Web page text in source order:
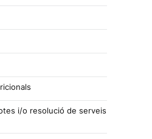
i/o resolució de serveis